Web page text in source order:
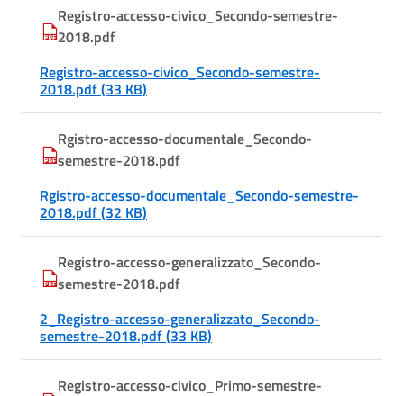
Registro-accesso-civico_Secondo-semestre-
2018.pdf
Registro-accesso-civico_Secondo-semestre-
2018.pdf (33 KB)
Rgistro-accesso-documentale_Secondo-
semestre-2018.pdf
Rgistro-accesso-documentale_Secondo-semestre-
2018.pdf (32 KB)
Registro-accesso-generalizzato_Secondo-
semestre-2018.pdf
2_Registro-accesso-generalizzato_Secondo-
semestre-2018.pdf (33 KB)
Registro-accesso-civico_Primo-semestre-